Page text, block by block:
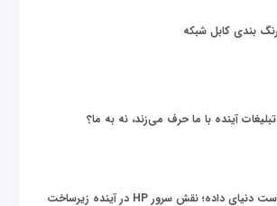
بندی کابل شبکه
آینده با ما حرف می‌زند، نه به ما؟
زیر پوست دنیای داده؛ نقش سرور HP در آینده زیرساخت